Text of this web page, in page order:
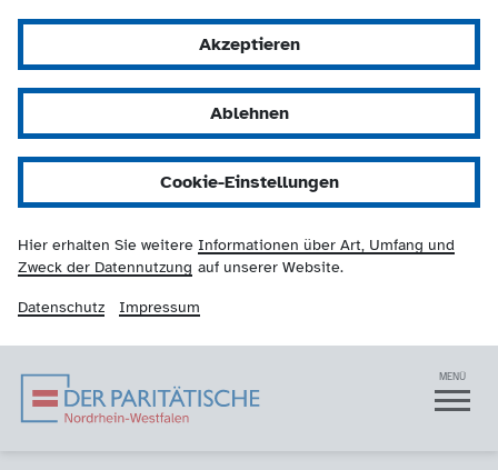
Akzeptieren
Ablehnen
Cookie-Einstellungen
Hier erhalten Sie weitere Informationen über Art, Umfang und
Zweck der Datennutzung auf unserer Website.
Datenschutz Impressum
Der Paritätische NRW
Navigation MENÜ